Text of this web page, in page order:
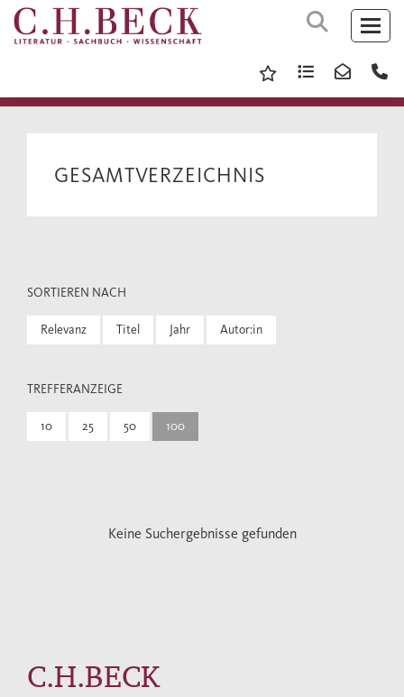
GESAMTVERZEICHNIS
SORTIEREN NACH
Relevanz Titel Jahr Autor:in
TREFFERANZEIGE
10 25 50 100
Keine Suchergebnisse gefunden
C.H.BECK